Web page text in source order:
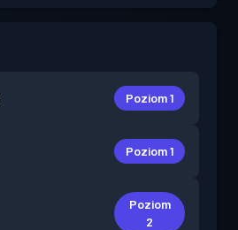
Poziom 1
Poziom 1
Poziom
2